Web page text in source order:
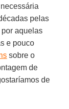
pelas
por aquelas
e pouco
sobre o
de
de